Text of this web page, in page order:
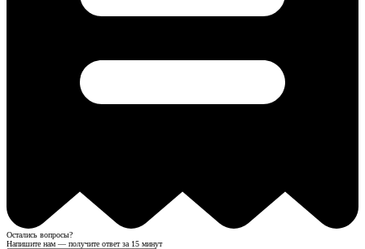
Остались вопросы?
Напишите нам — получите ответ за 15 минут